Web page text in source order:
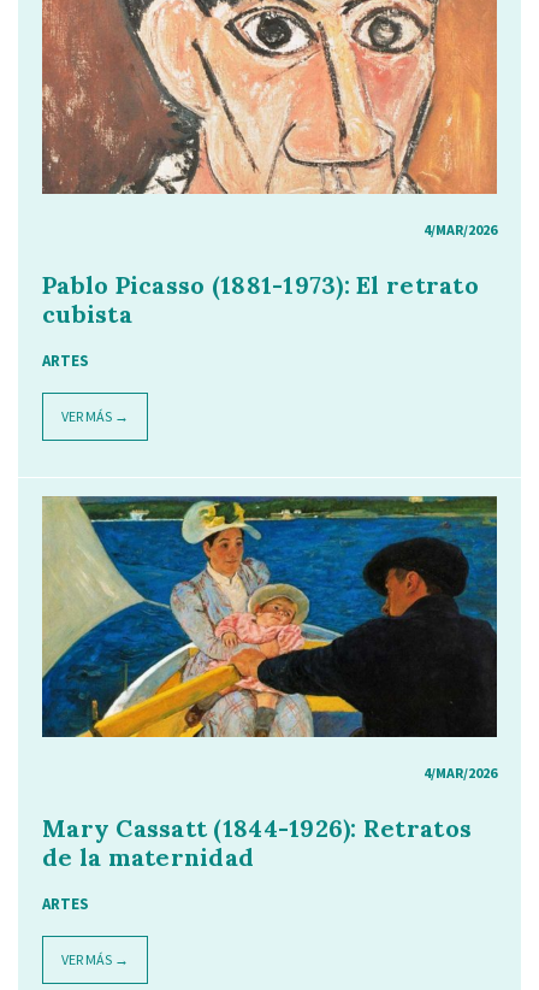
4/MAR/2026
Pablo Picasso (1881-1973): El retrato
cubista
ARTES
VER MÁS →
4/MAR/2026
Mary Cassatt (1844-1926): Retratos
de la maternidad
ARTES
VER MÁS →